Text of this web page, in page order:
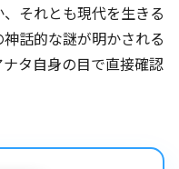
それとも現代を生きる
話的な謎が明かされる
タ自身の目で直接確認